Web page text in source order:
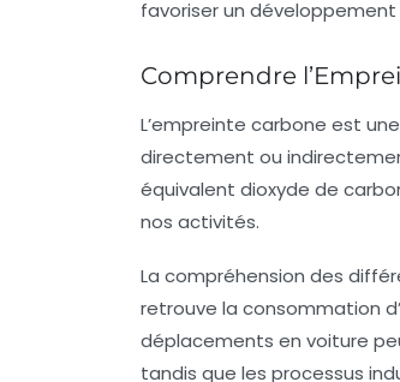
favoriser un
Comprendre
L’empreinte carbone est
directement ou
équivalent dioxyde de
nos activités.
La compréhension des
retrouve la consommation
déplacements en voiture
tandis que les processus